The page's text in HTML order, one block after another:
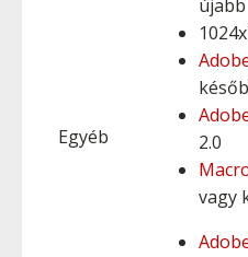
Egyéb
újabb
2.0
vagy